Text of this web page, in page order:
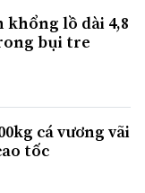
lồ dài 4,8
bụi tre
cá vương vãi
tốc